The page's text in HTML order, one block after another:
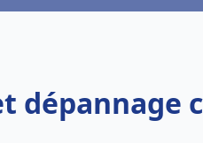
dépannage